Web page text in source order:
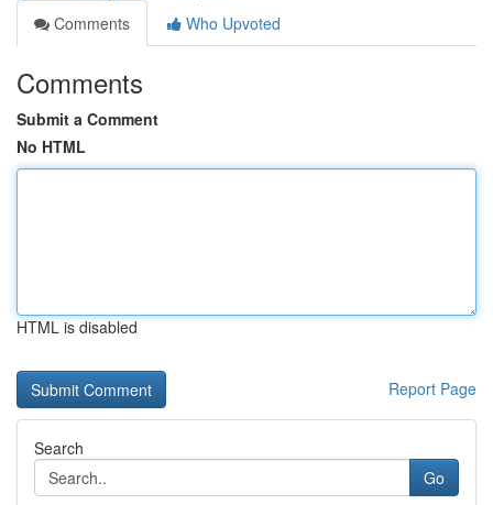
Comments
Who Upvoted
Comments
Submit a Comment
No HTML
HTML is disabled
Report Page
Search
Go